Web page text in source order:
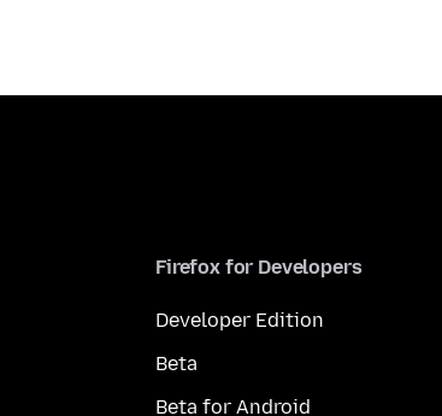
Firefox for Developers
Developer Edition
Beta
Beta for Android